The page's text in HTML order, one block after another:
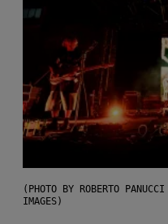
(PHOTO BY ROBERTO
IMAGES)